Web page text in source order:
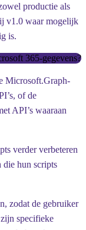
productie als
v1.0 waar mogelijk
is.
365-gegevens?
Microsoft.Graph-
of de
API’s waaraan
verder verbeteren
die hun scripts
zodat de gebruiker
specifieke